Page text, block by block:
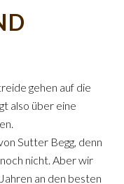
gehen auf die
also über eine
Sutter Begg, denn
nicht. Aber wir
an den besten